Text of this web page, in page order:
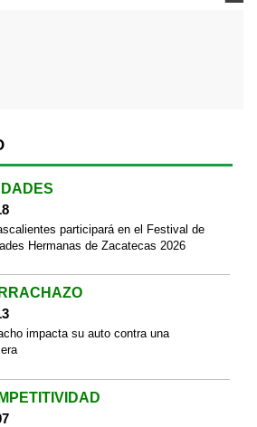
participará en el Festival de
Hermanas de Zacatecas 2026
impacta su auto contra una